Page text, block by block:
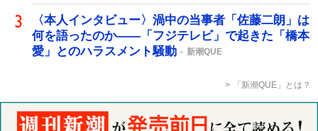
〈本人インタビュー〉渦中の当事者「佐藤二朗」は
何を語ったのか――「フジテレビ」で起きた「橋本
愛」とのハラスメント騒動
新潮QUE
「新潮QUE」とは？